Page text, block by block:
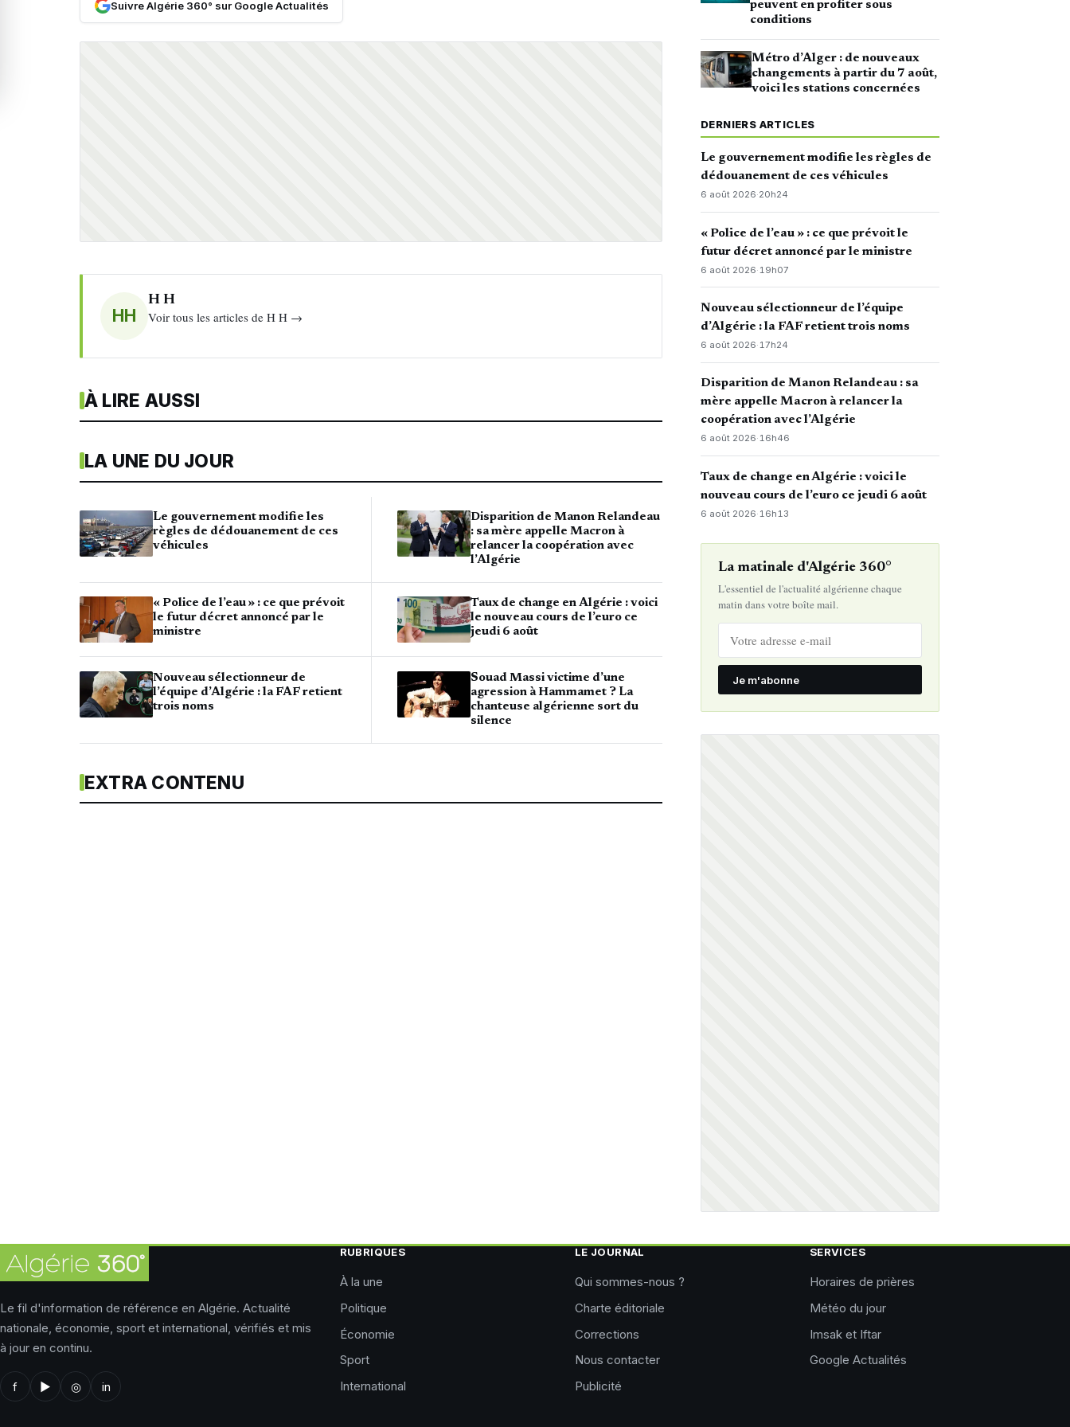
Suivre Algérie 360° sur Google Actualités
HH
H H
Voir tous les articles de H H →
À LIRE AUSSI
LA UNE DU JOUR
Le gouvernement modifie les
règles de dédouanement de ces
véhicules
« Police de l’eau » : ce que prévoit
le futur décret annoncé par le
ministre
Nouveau sélectionneur de
l’équipe d’Algérie : la FAF retient
trois noms
Disparition de Manon Relandeau
: sa mère appelle Macron à
relancer la coopération avec
l’Algérie
Taux de change en Algérie : voici
le nouveau cours de l’euro ce
jeudi 6 août
Souad Massi victime d’une
agression à Hammamet ? La
chanteuse algérienne sort du
silence
EXTRA CONTENU
peuvent en profiter sous
conditions
Métro d’Alger : de nouveaux
changements à partir du 7 août,
voici les stations concernées
DERNIERS ARTICLES
Le gouvernement modifie les règles de
dédouanement de ces véhicules
6 août 2026·20h24
« Police de l’eau » : ce que prévoit le
futur décret annoncé par le ministre
6 août 2026· 19h07
Nouveau sélectionneur de l’équipe
d’Algérie : la FAF retient trois noms
6 août 2026·17h24
Disparition de Manon Relandeau : sa
mère appelle Macron à relancer la
coopération avec l’Algérie
6 août 2026·16h46
Taux de change en Algérie : voici le
nouveau cours de l’euro ce jeudi 6 août
6 août 2026· 16h13
La matinale d'Algérie 360°
L'essentiel de l'actualité algérienne chaque
matin dans votre boîte mail.
Je m'abonne
Le fil d'information de référence en Algérie. Actualité
nationale, économie, sport et international, vérifiés et mis
à jour en continu.
f ▶ ◎ in
RUBRIQUES
À la une
Politique
Économie
Sport
International
LE JOURNAL
Qui sommes-nous ?
Charte éditoriale
Corrections
Nous contacter
Publicité
SERVICES
Horaires de prières
Météo du jour
Imsak et Iftar
Google Actualités